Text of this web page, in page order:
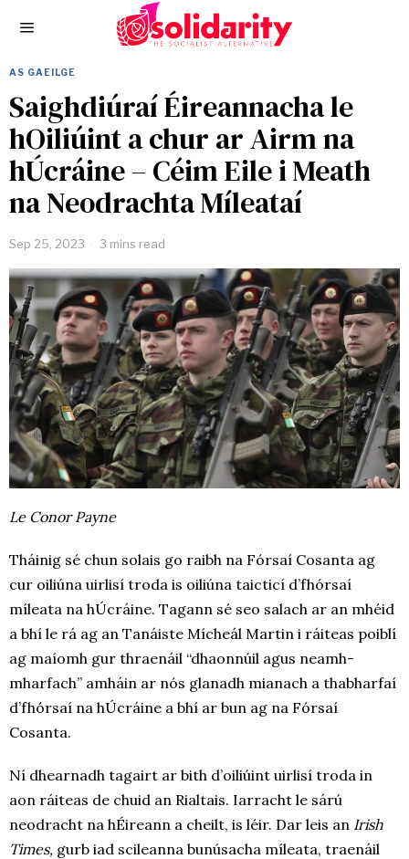
AS GAEILGE
Saighdiúraí Éireannacha le
hOiliúint a chur ar Airm na
hÚcráine – Céim Eile i Meath
na Neodrachta Míleataí
Sep 25, 2023 3 mins read
Le Conor Payne
Tháinig sé chun solais go raibh na Fórsaí Cosanta ag
cur oiliúna uirlisí troda is oiliúna taicticí d’fhórsaí
míleata na hÚcráine. Tagann sé seo salach ar an mhéid
a bhí le rá ag an Tanáiste Mícheál Martin i ráiteas poiblí
ag maíomh gur thraenáil “dhaonnúil agus neamh-
mharfach” amháin ar nós glanadh mianach a thabharfaí
d’fhórsaí na hÚcráine a bhí ar bun ag na Fórsaí
Cosanta.
Ní dhearnadh tagairt ar bith d’oiliúint uirlisí troda in
aon ráiteas de chuid an Rialtais. Iarracht le sárú
neodracht na hÉireann a cheilt, is léir. Dar leis an Irish
Times, gurb iad scileanna bunúsacha míleata, traenáil